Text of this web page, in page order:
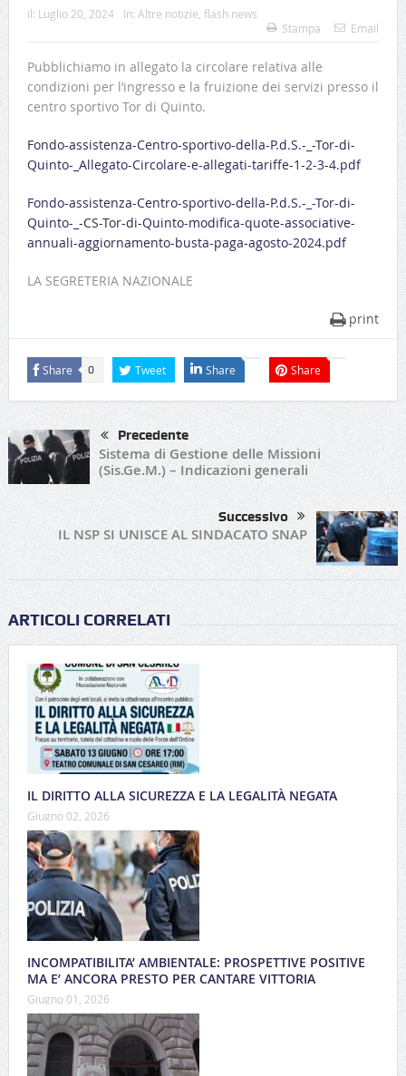
il: Luglio 20, 2024 In: Altre notizie flash news
Stampa
Email
Pubblichiamo in allegato la circolare relativa alle
condizioni per l’ingresso e la fruizione dei servizi presso il
centro sportivo Tor di Quinto.
Fondo-assistenza-Centro-sportivo-della-P.d.S.-_-Tor-di-
Quinto-_Allegato-Circolare-e-allegati-tariffe-1-2-3-4.pdf
Fondo-assistenza-Centro-sportivo-della-P.d.S.-_-Tor-di-
Quinto-_-CS-Tor-di-Quinto-modifica-quote-associative-
annuali-aggiornamento-busta-paga-agosto-2024.pdf
LA SEGRETERIA NAZIONALE
print
Share 0 Tweet Share Share
Precedente
Sistema di Gestione delle Missioni
(Sis.Ge.M.) – Indicazioni generali
Successivo
IL NSP SI UNISCE AL SINDACATO SNAP
ARTICOLI CORRELATI
IL DIRITTO ALLA SICUREZZA E LA LEGALITÀ NEGATA
Giugno 02, 2026
INCOMPATIBILITA’ AMBIENTALE: PROSPETTIVE POSITIVE
MA E’ ANCORA PRESTO PER CANTARE VITTORIA
Giugno 01, 2026